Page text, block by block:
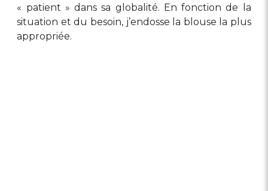
« patient » dans sa globalité. En fonction de la
situation et du besoin, j’endosse la blouse la plus
appropriée.